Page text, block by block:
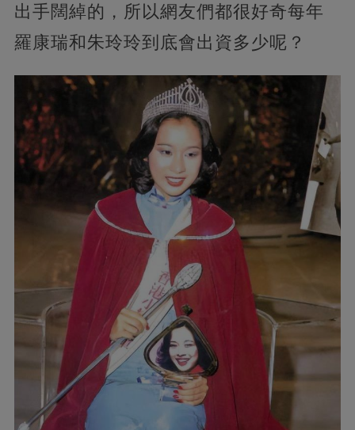
出手闊綽的，所以網友們都很好奇每年
羅康瑞和朱玲玲到底會出資多少呢？